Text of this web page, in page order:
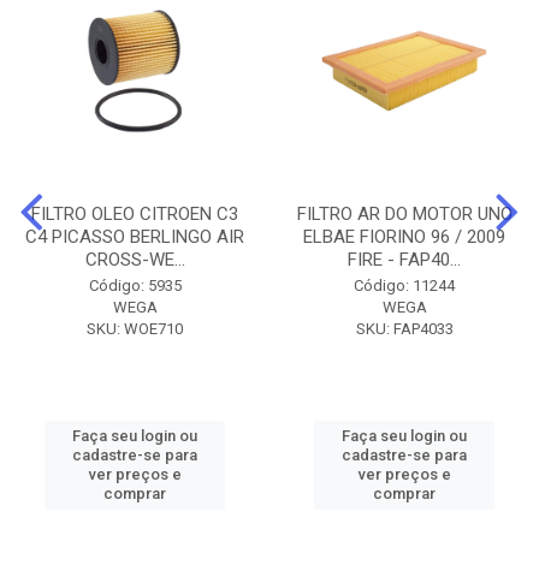
FILTRO OLEO CITROEN C3
C4 PICASSO BERLINGO AIR
CROSS-WE...
Código: 5935
WEGA
SKU: WOE710
Faça seu login ou
cadastre-se para
ver preços e
comprar
FILTRO AR DO MOTOR UNO
ELBAE FIORINO 96 / 2009
FIRE - FAP40...
Código: 11244
WEGA
SKU: FAP4033
Faça seu login ou
cadastre-se para
ver preços e
comprar